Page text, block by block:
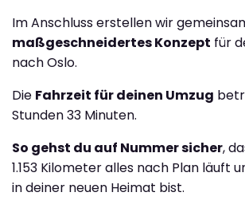
Im Anschluss erstellen wir
maßgeschneidertes Konzept für
nach Oslo.
Die Fahrzeit für deinen Umzug
Stunden 33 Minuten.
So gehst du auf Nummer sicher,
1.153 Kilometer alles nach Plan läuft
in deiner neuen Heimat bist.